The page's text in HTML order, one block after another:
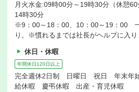
月火水金:09時00分～19時30分（休憩
14時30分
※9：00～18：00、10：00～19：00
り。※慣れるまでは社長がヘルプに入り
休日・休暇
年間休日120日以上
完全週休2日制 日曜日 祝日 年末年
給休暇 慶弔休暇 出産・育児休暇